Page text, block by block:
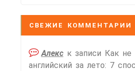
СВЕЖИЕ КОММЕНТАРИИ
Алекск записи Как не
английский за лето: 7